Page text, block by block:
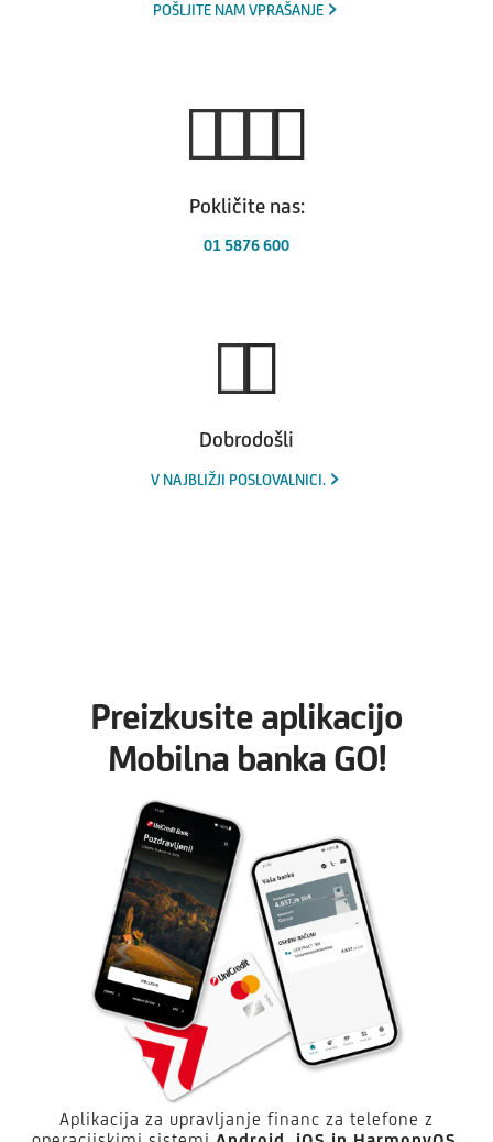
POŠLJITE NAM VPRAŠANJE
Pokličite nas:
01 5876 600
Dobrodošli
V NAJBLIŽJI POSLOVALNICI.
Preizkusite aplikacijo
Mobilna banka GO!
Aplikacija za upravljanje financ za telefone z